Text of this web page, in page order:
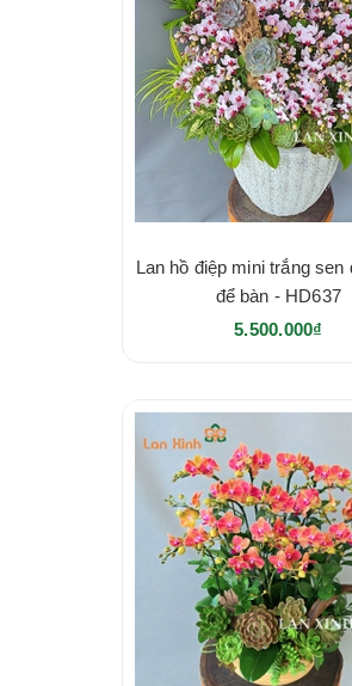
Lan hồ điệp mini trắng sen
để bàn - HD637
5.500.000₫